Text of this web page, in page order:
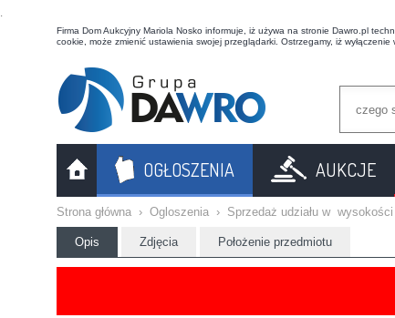
t
Firma Dom Aukcyjny Mariola Nosko informuje, iż używa na stronie Dawro.pl
cookie, może zmienić ustawienia swojej przeglądarki. Ostrzegamy, iż
OGŁOSZENIA AUKCJE
Strona główna › Ogloszenia › Sprzedaż udziału w
Opis Zdjęcia Położenie przedmiotu